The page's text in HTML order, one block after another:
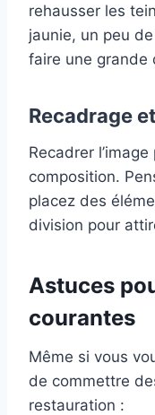
rehausser les
jaunie, un peu de
faire une grande
Recadrage
Recadrer
composition.
placez des
division pour
Astuces
courantes
Même si vous
de commettre
restauration :